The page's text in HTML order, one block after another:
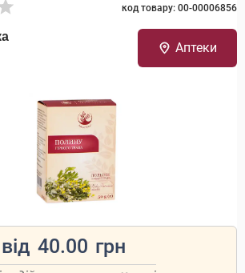
код товару: 00-00006856
Аптеки
від 40.00 грн